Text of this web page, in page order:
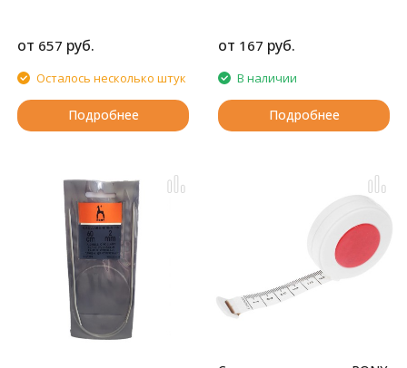
от 657 руб.
Осталось несколько штук
Подробнее
от 167 руб.
В наличии
Подробнее